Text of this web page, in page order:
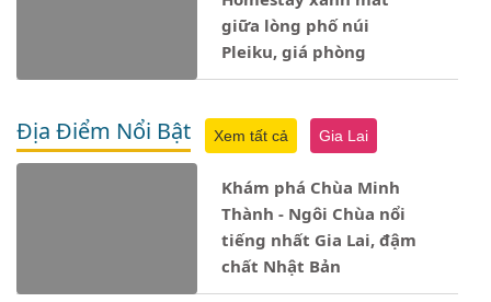
giữa lòng phố núi
Pleiku, giá phòng
Địa Điểm Nổi Bật Xem tất cả Gia Lai
Khám phá Chùa Minh
Thành - Ngôi Chùa nổi
tiếng nhất Gia Lai, đậm
chất Nhật Bản